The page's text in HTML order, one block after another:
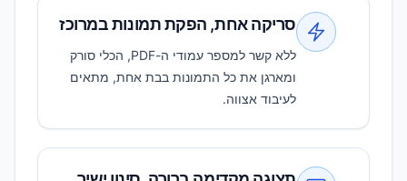
סריקה אחת, הפקת תמונות במרוכז
ללא קשר למספר עמודי ה-PDF, הכלי סורק
ומארגן את כל התמונות בבת אחת, מתאים
לעיבוד אצווה.